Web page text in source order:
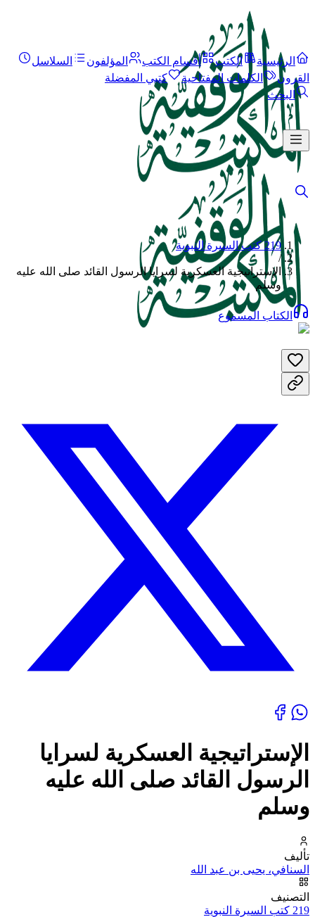
الرئيسية الكتب أقسام الكتب المؤلفون
السلاسل
القرون
الكلمات المفتاحية
كتبي المفضلة
البحث
219 كتب السيرة النبوية
/
الإستراتيجية العسكرية لسرايا الرسول القائد صلى الله عليه
وسلم
الكتاب المسموع
الإستراتيجية العسكرية لسرايا
الرسول القائد صلى الله عليه
وسلم
تأليف
السنافي، يحيى بن عبد الله
التصنيف
219 كتب السيرة النبوية